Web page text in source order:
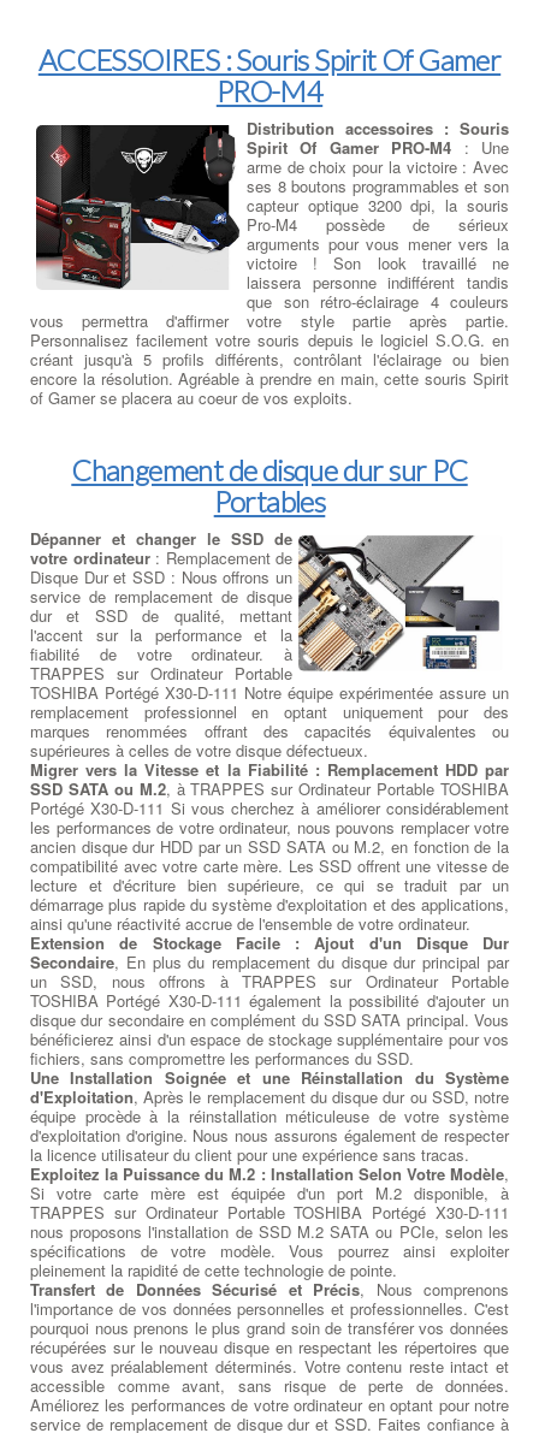
ACCESSOIRES : Souris Spirit Of Gamer
PRO-M4
Distribution accessoires : Souris
Spirit Of Gamer PRO-M4 : Une
arme de choix pour la victoire : Avec
ses 8 boutons programmables et son
capteur optique 3200 dpi, la souris
Pro-M4 possède de sérieux
arguments pour vous mener vers la
victoire ! Son look travaillé ne
laissera personne indifférent tandis
que son rétro-éclairage 4 couleurs
vous permettra d'affirmer votre style partie après partie.
Personnalisez facilement votre souris depuis le logiciel S.O.G. en
créant jusqu'à 5 profils différents, contrôlant l'éclairage ou bien
encore la résolution. Agréable à prendre en main, cette souris Spirit
of Gamer se placera au coeur de vos exploits.
Changement de disque dur sur PC
Portables
Dépanner et changer le SSD de
votre ordinateur: Remplacement de
Disque Dur et SSD : Nous offrons un
service de remplacement de disque
dur et SSD de qualité, mettant
l'accent sur la performance et la
fiabilité de votre ordinateur. à
TRAPPES sur Ordinateur Portable
TOSHIBA Portégé X30-D-111 Notre équipe expérimentée assure un
remplacement professionnel en optant uniquement pour des
marques renommées offrant des capacités équivalentes ou
supérieures à celles de votre disque défectueux.
Migrer vers la Vitesse et la Fiabilité : Remplacement HDD par
SSD SATA ou M.2, à TRAPPES sur Ordinateur Portable TOSHIBA
Portégé X30-D-111 Si vous cherchez à améliorer considérablement
les performances de votre ordinateur, nous pouvons remplacer votre
ancien disque dur HDD par un SSD SATA ou M.2, en fonction de la
compatibilité avec votre carte mère. Les SSD offrent une vitesse de
lecture et d'écriture bien supérieure, ce qui se traduit par un
démarrage plus rapide du système d'exploitation et des applications,
ainsi qu'une réactivité accrue de l'ensemble de votre ordinateur.
Extension de Stockage Facile : Ajout d'un Disque Dur
Secondaire, En plus du remplacement du disque dur principal par
un SSD, nous offrons à TRAPPES sur Ordinateur Portable
TOSHIBA Portégé X30-D-111 également la possibilité d'ajouter un
disque dur secondaire en complément du SSD SATA principal. Vous
bénéficierez ainsi d'un espace de stockage supplémentaire pour vos
fichiers, sans compromettre les performances du SSD.
Une Installation Soignée et une Réinstallation du Système
d'Exploitation, Après le remplacement du disque dur ou SSD, notre
équipe procède à la réinstallation méticuleuse de votre système
d'exploitation d'origine. Nous nous assurons également de respecter
la licence utilisateur du client pour une expérience sans tracas.
Exploitez la Puissance du M.2 : Installation Selon Votre Modèle,
Si votre carte mère est équipée d'un port M.2 disponible, à
TRAPPES sur Ordinateur Portable TOSHIBA Portégé X30-D-111
nous proposons l'installation de SSD M.2 SATA ou PCIe, selon les
spécifications de votre modèle. Vous pourrez ainsi exploiter
pleinement la rapidité de cette technologie de pointe.
Transfert de Données Sécurisé et Précis, Nous comprenons
l'importance de vos données personnelles et professionnelles. C'est
pourquoi nous prenons le plus grand soin de transférer vos données
récupérées sur le nouveau disque en respectant les répertoires que
vous avez préalablement déterminés. Votre contenu reste intact et
accessible comme avant, sans risque de perte de données.
Améliorez les performances de votre ordinateur en optant pour notre
service de remplacement de disque dur et SSD. Faites confiance à